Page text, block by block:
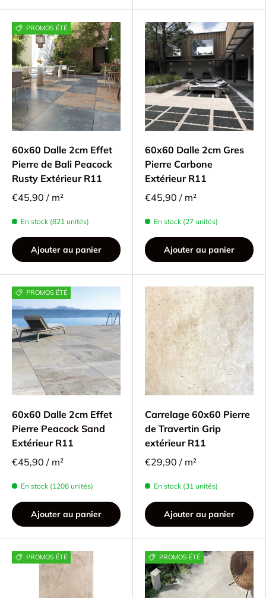
PROMOS ÉTÉ
60x60 Dalle 2cm Effet
Pierre de Bali Peacock
Rusty Extérieur R11
€45,90 / m²
En stock (821 unités)
Ajouter au panier
60x60 Dalle 2cm Gres
Pierre Carbone
Extérieur R11
€45,90 / m²
En stock (27 unités)
Ajouter au panier
PROMOS ÉTÉ
60x60 Dalle 2cm Effet
Pierre Peacock Sand
Extérieur R11
€45,90 / m²
En stock (1208 unités)
Ajouter au panier
Carrelage 60x60 Pierre
de Travertin Grip
extérieur R11
€29,90 / m²
En stock (31 unités)
Ajouter au panier
PROMOS ÉTÉ PROMOS ÉTÉ